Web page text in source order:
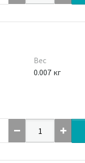
Вес
0.007 кг